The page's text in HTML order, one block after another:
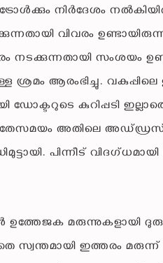
നിര്‍ദേശം
വിവരം
നടക്കുന്നതായി
ശ്രമം ആരംഭിച്ചു.
കുറിപ്പടി
അതിലെ അഡ്ഡ്രസ്
പിന്നീട്
മരുന്നുകളായി
സ്വന്തമായി ഇത്തരം